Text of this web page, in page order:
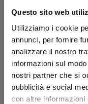
Questo sito web
Utilizziamo i cookie
annunci, per fornire
analizzare il nostro
informazioni sul
nostri partner che si
pubblicità e social
con altre informazioni
ATTENZIONE
: Solo
indicherà una
considerato valido.
momento
vendita in questo